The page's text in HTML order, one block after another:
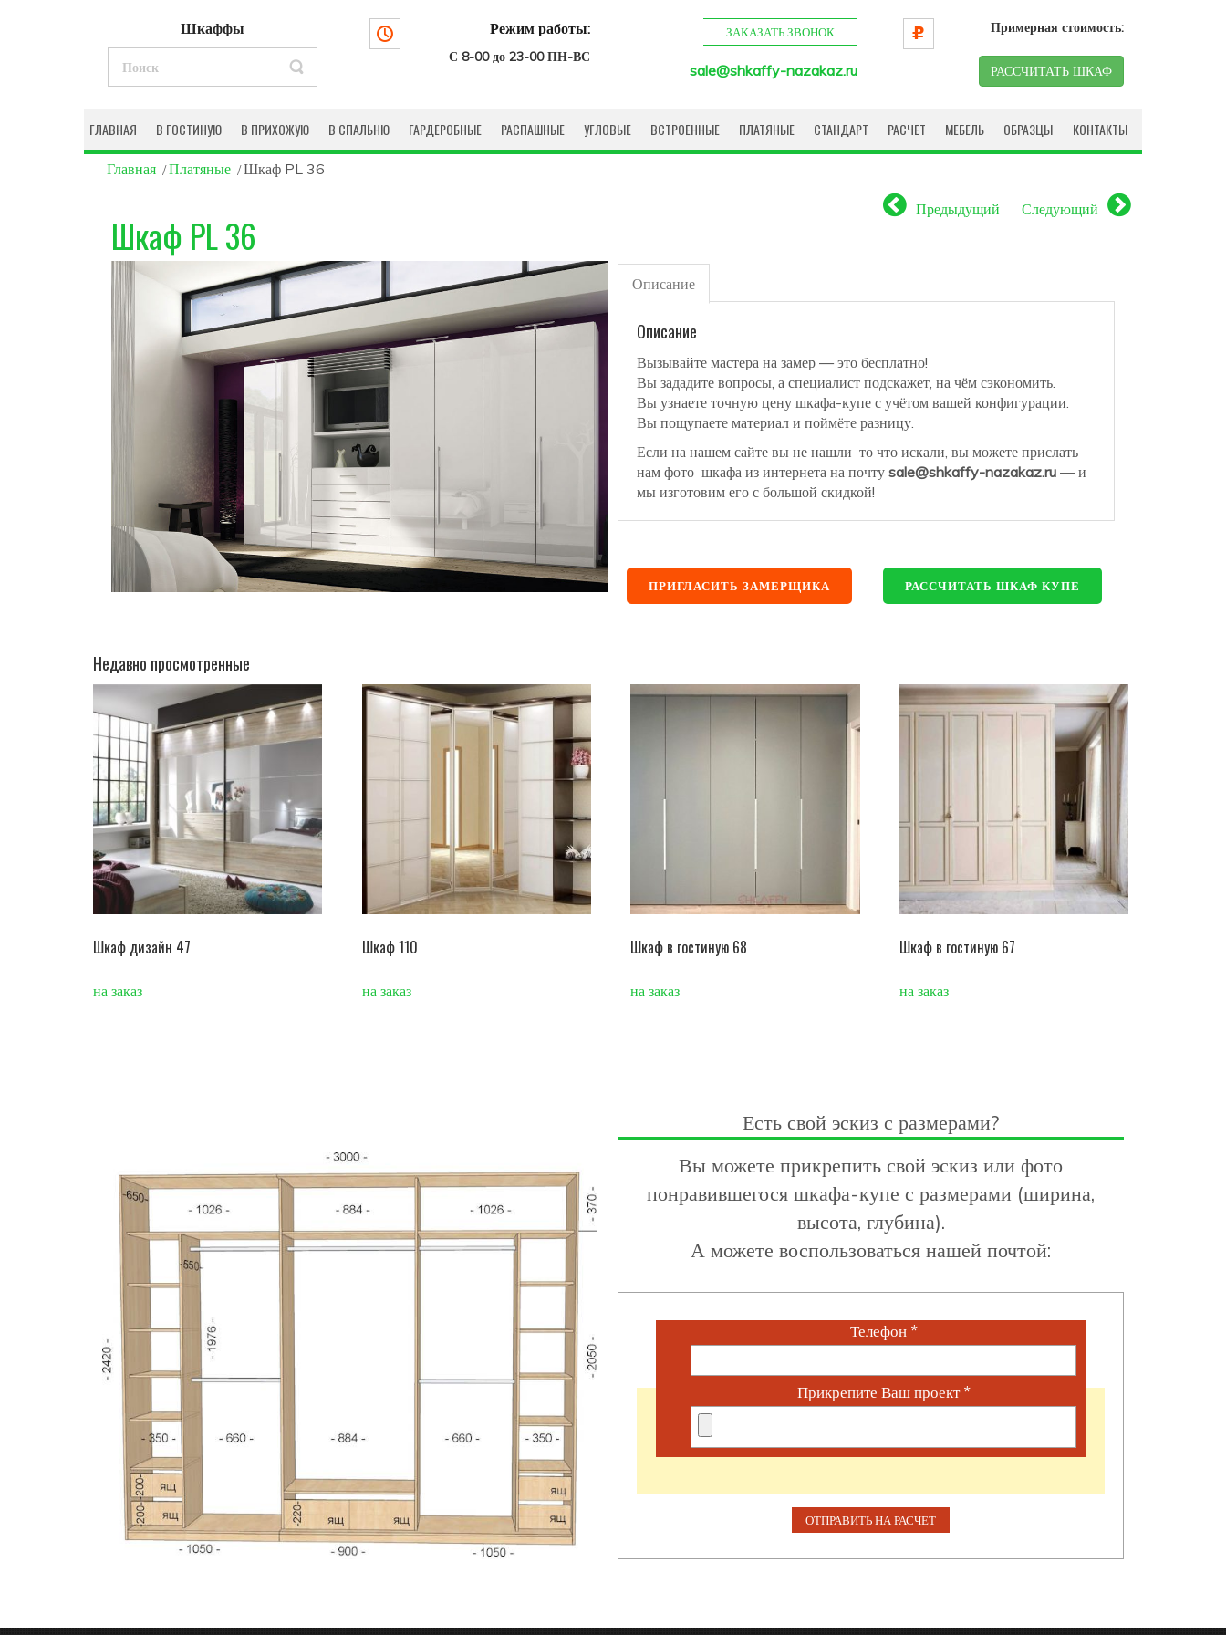
Шкаффы Режим работы:
С 8-00 до 23-00 ПН-ВС
ЗАКАЗАТЬ ЗВОНОК
sale@shkaffy-nazakaz.ru
Примерная стоимость:
РАССЧИТАТЬ ШКАФ
ГЛАВНАЯ В ГОСТИНУЮ В ПРИХОЖУЮ В СПАЛЬНЮ ГАРДЕРОБНЫЕ РАСПАШНЫЕ УГЛОВЫЕ ВСТРОЕННЫЕ ПЛАТЯНЫЕ СТАНДАРТ РАСЧЕТ МЕБЕЛЬ ОБРАЗЦЫ КОНТАКТЫ
Главная Платяные Шкаф PL 36
Предыдущий Следующий
Шкаф PL 36
Описание
Описание
Вызывайте мастера на замер — это бесплатно!
Вы зададите вопросы, а специалист подскажет, на чём сэкономить.
Вы узнаете точную цену шкафа-купе с учётом вашей конфигурации.
Вы пощупаете материал и поймёте разницу.
Если на нашем сайте вы не нашли то что искали, вы можете прислать
нам фото шкафа из интернета на почту sale@shkaffy-nazakaz.ru — и
мы изготовим его с большой скидкой!
ПРИГЛАСИТЬ ЗАМЕРЩИКА РАССЧИТАТЬ ШКАФ КУПЕ
Недавно просмотренные
Шкаф дизайн 47
на заказ
Шкаф 110
на заказ
Шкаф в гостиную 68
на заказ
Шкаф в гостиную 67
на заказ
Есть свой эскиз с размерами?
Вы можете прикрепить свой эскиз или фото
понравившегося шкафа-купе с размерами (ширина,
высота, глубина).
А можете воспользоваться нашей почтой:
Телефон *
Прикрепите Ваш проект*